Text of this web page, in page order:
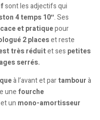
sont les adjectifs qui
4 temps 10″. Ses
et pratiquepour
2 placeset reste
très réduitet ses petites
serrés.
à l’avant et partambourà
une fourche
et un mono-amortisseur